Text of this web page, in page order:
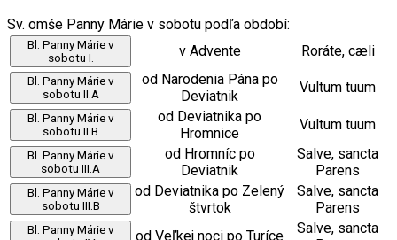
Sv. omše Panny Márie v sobotu podľa období:
Bl. Panny Márie v
sobotu I.
v Advente Roráte, cæli
Bl. Panny Márie v
sobotu II.A
od Narodenia Pána po
Deviatnik
Vultum tuum
Bl. Panny Márie v
sobotu II.B
od Deviatnika po
Hromnice
Vultum tuum
Bl. Panny Márie v
sobotu III.A
od Hromníc po
Deviatnik
Salve, sancta
Parens
Bl. Panny Márie v
sobotu III.B
od Deviatnika po Zelený
štvrtok
Salve, sancta
Parens
Bl. Panny Márie v
od Veľkej noci po Turíce
Salve, sancta